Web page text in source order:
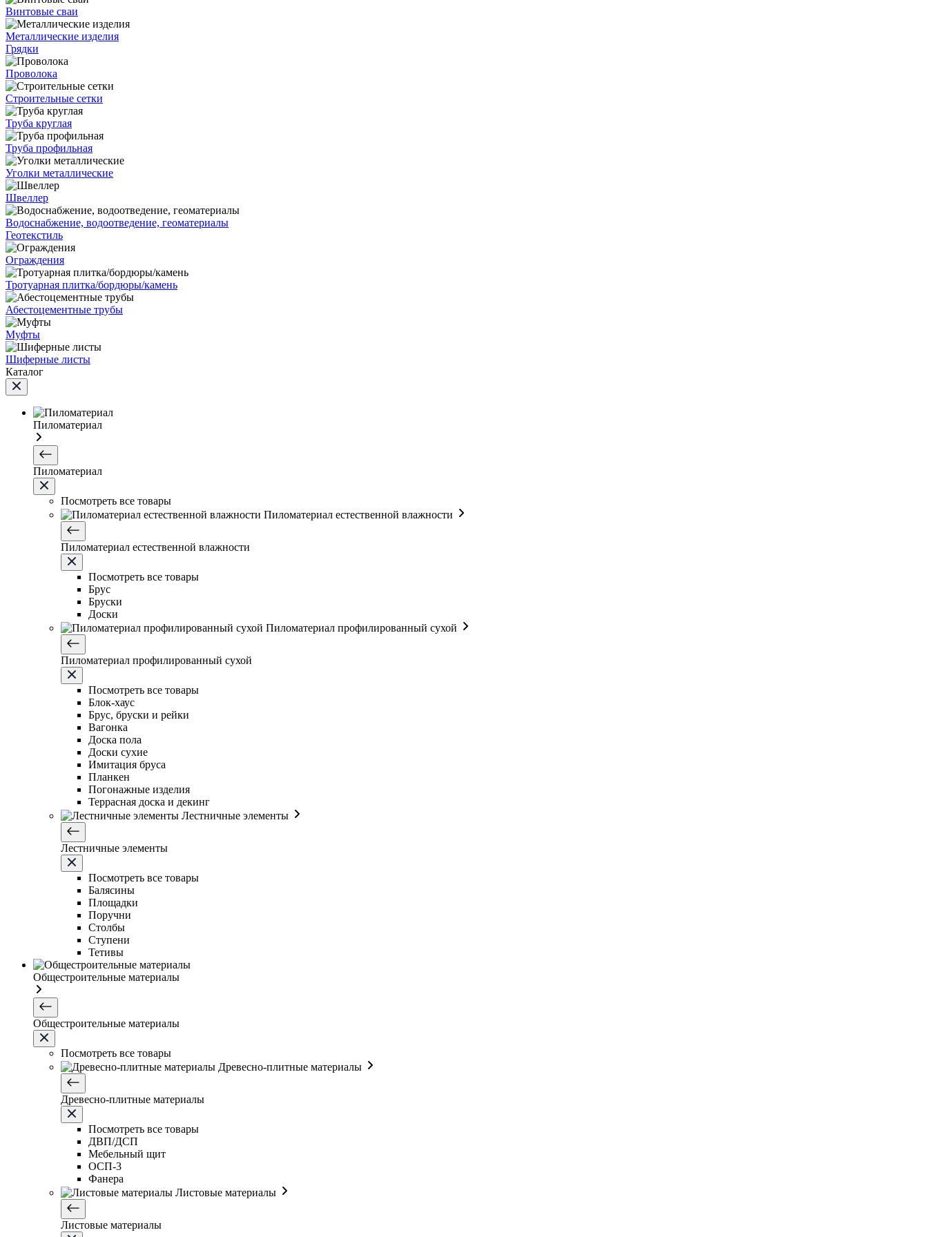
Винтовые сваи
Металлические изделия
Грядки
Проволока
Строительные сетки
Труба круглая
Труба профильная
Уголки металлические
Швеллер
Водоснабжение, водоотведение, геоматериалы
Геотекстиль
Ограждения
Тротуарная плитка/бордюры/камень
Абестоцементные трубы
Муфты
Шиферные листы
Каталог
Пиломатериал
Пиломатериал
Посмотреть все товары
Пиломатериал естественной влажности
Пиломатериал естественной влажности
Посмотреть все товары
Брус
Бруски
Доски
Пиломатериал профилированный сухой
Пиломатериал профилированный сухой
Посмотреть все товары
Блок-хаус
Брус, бруски и рейки
Вагонка
Доска пола
Доски сухие
Имитация бруса
Планкен
Погонажные изделия
Террасная доска и декинг
Лестничные элементы
Лестничные элементы
Посмотреть все товары
Балясины
Площадки
Поручни
Столбы
Ступени
Тетивы
Общестроительные материалы
Общестроительные материалы
Посмотреть все товары
Древесно-плитные материалы
Древесно-плитные материалы
Посмотреть все товары
ДВП/ДСП
Мебельный щит
ОСП-3
Фанера
Листовые материалы
Листовые материалы